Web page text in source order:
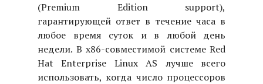
(Premium Edition support),
гарантирующей ответ в течение часа в
любое время суток и в любой день
недели. В x86-совместимой системе Red
Hat Enterprise Linux AS лучше всего
использовать, когда число процессоров